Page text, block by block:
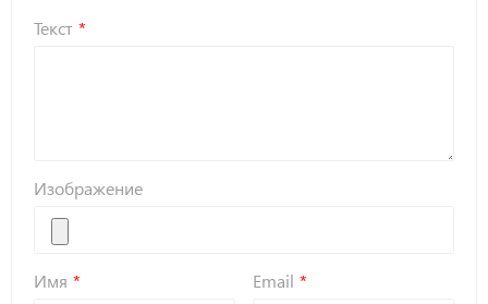
Текст
Изображение
Имя Email